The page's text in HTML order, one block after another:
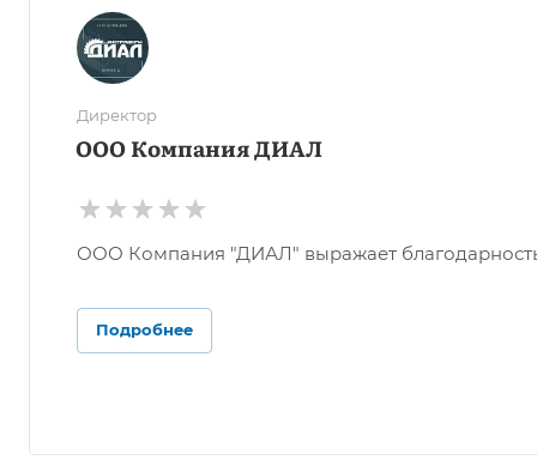
Директор
ООО Компания ДИАЛ
ООО Компания "ДИАЛ" выражает
Подробнее